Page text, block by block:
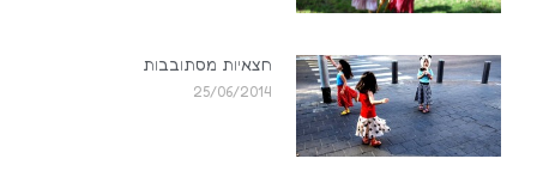
חצאיות מסתובבות
25/06/2014